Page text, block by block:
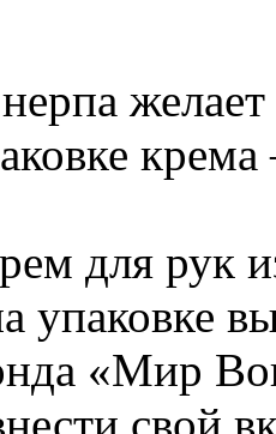
крема
для рук
упаковке
«Мир
свой